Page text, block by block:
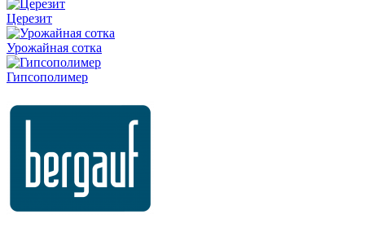
Церезит
Урожайная сотка
Гипсополимер